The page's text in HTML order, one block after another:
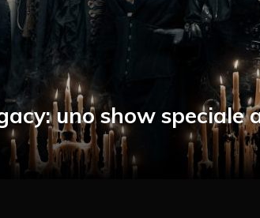
uno show speciale